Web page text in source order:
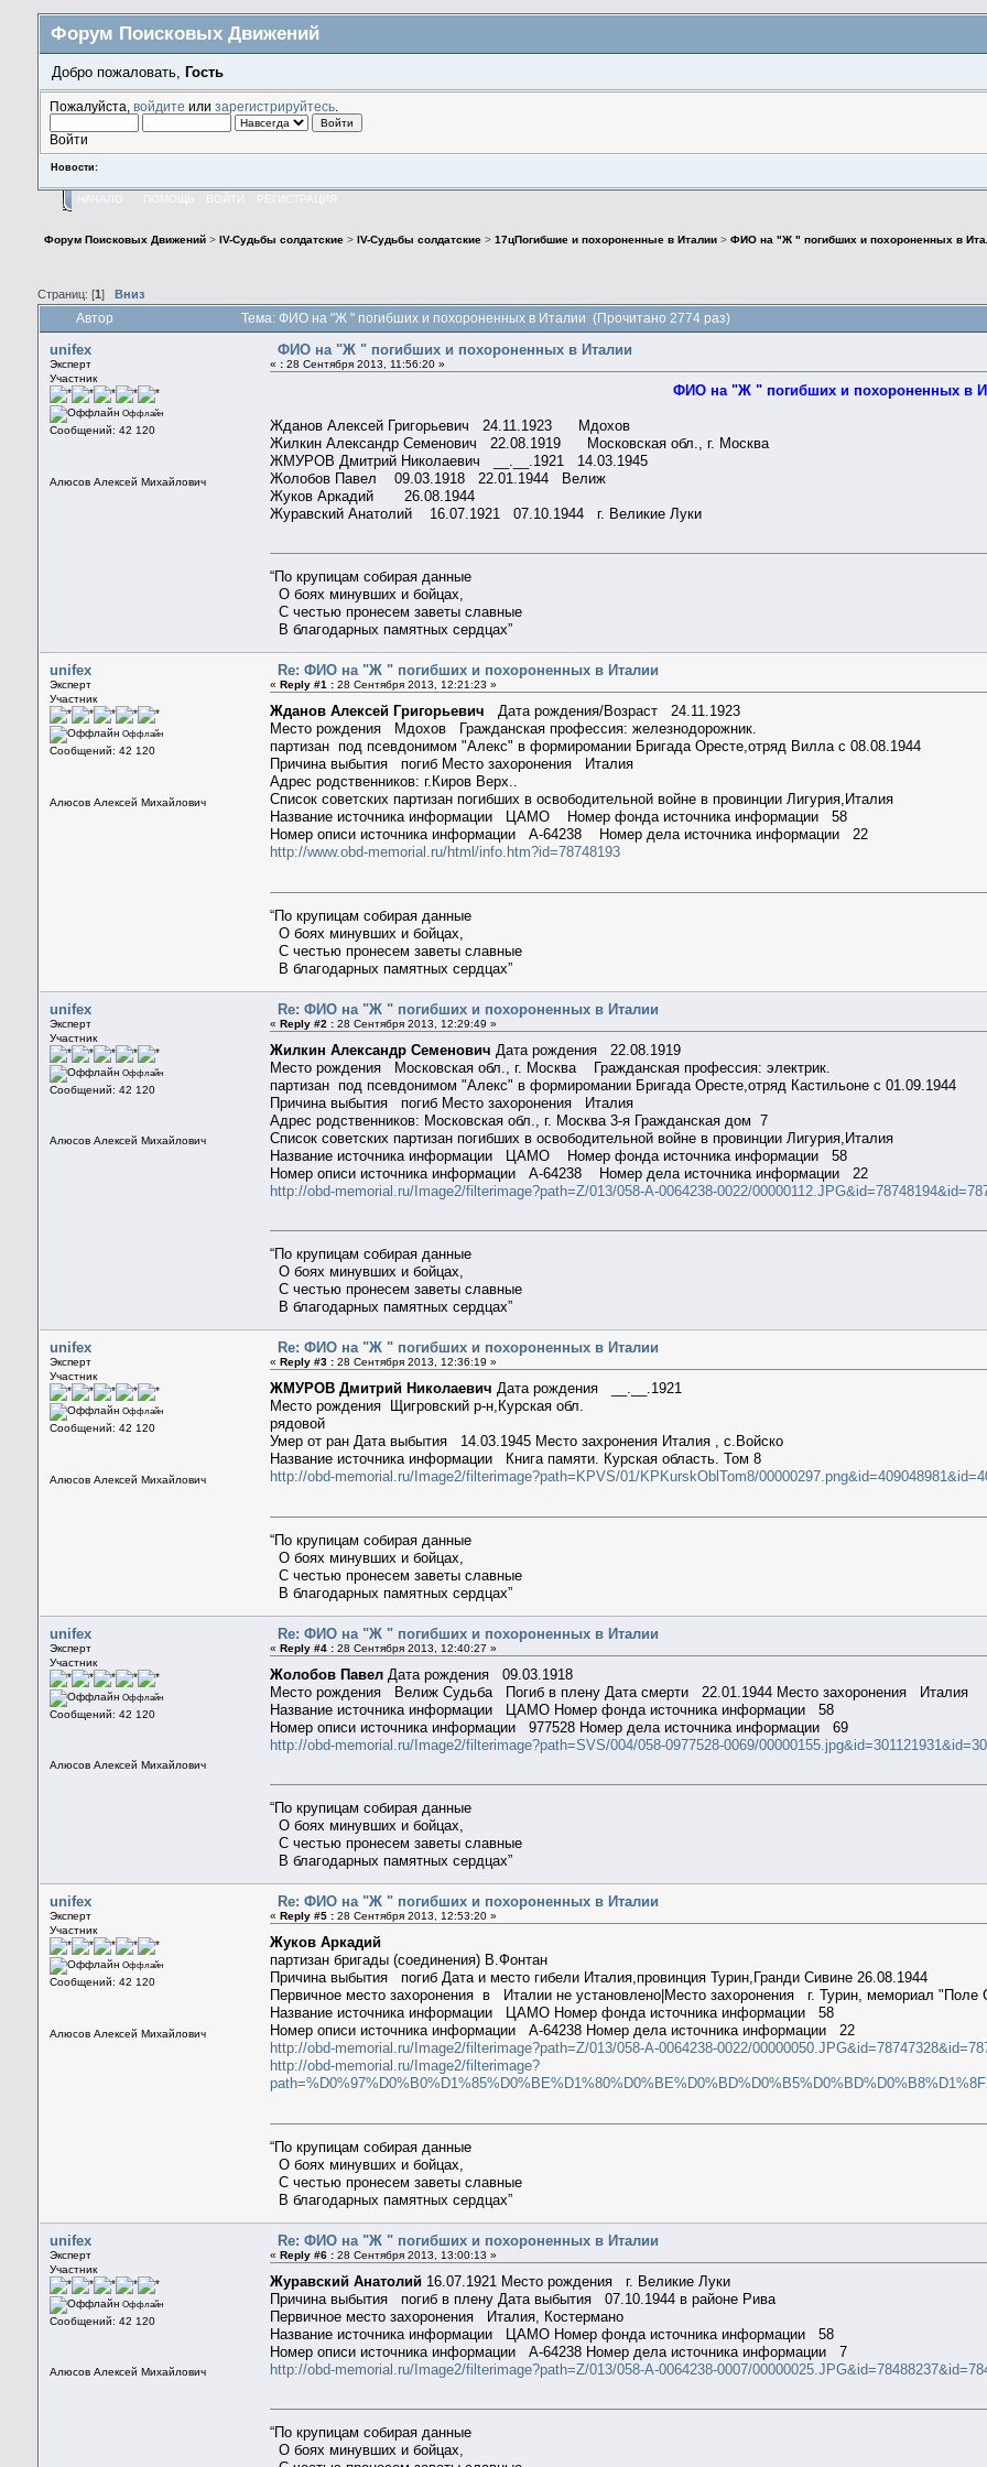
Форум Поисковых Движений
Добро пожаловать, Гость
Пожалуйста, войдите или зарегистрируйтесь.
Войти
Новости:
НАЧАЛО ПОМОЩЬ ВОЙТИ РЕГИСТРАЦИЯ
Форум Поисковых Движений > IV-Судьбы солдатские > IV-Судьбы солдатские >17цПогибшие и похороненные в Италии >ФИО на "Ж " погибших и похороненных в
Страниц: [1 ] Вниз
Автор Тема: ФИО на "Ж " погибших и похороненных в Италии (Прочитано 2774 раз)
unifex
Эксперт
Участник
Оффлайн
Сообщений: 42 120
Алюсов Алексей Михайлович
ФИО на "Ж " погибших и похороненных в Италии
« : 28 Сентября 2013, 11:56:20 »
ФИО на "Ж " погибших и похороненных в
Жданов Алексей Григорьевич 24.11.1923 Мдохов
Жилкин Александр Семенович 22.08.1919 Московская обл., г. Москва
ЖМУРОВ Дмитрий Николаевич __.__.1921 14.03.1945
Жолобов Павел 09.03.1918 22.01.1944 Велиж
Жуков Аркадий 26.08.1944
Журавский Анатолий 16.07.1921 07.10.1944 г. Великие Луки
“По крупицам собирая данные
О боях минувших и бойцах,
С честью пронесем заветы славные
В благодарных памятных сердцах”
unifex
Эксперт
Участник
Оффлайн
Сообщений: 42 120
Алюсов Алексей Михайлович
Re: ФИО на "Ж " погибших и похороненных в Италии
«Reply #1 : 28 Сентября 2013, 12:21:23 »
Жданов Алексей Григорьевич Дата рождения/Возраст 24.11.1923
Место рождения Мдохов Гражданская профессия: железнодорожник.
партизан под псевдонимом "Алекс" в формиромании Бригада Оресте,отряд Вилла с 08.08.1944
Причина выбытия погиб Место захоронения Италия
Адрес родственников: г.Киров Верх..
Список советских партизан погибших в освободительной войне в провинции Лигурия,Италия
Название источника информации ЦАМО Номер фонда источника информации 58
Номер описи источника информации A-64238 Номер дела источника информации 22
http://www.obd-memorial.ru/html/info.htm?id=78748193
“По крупицам собирая данные
О боях минувших и бойцах,
С честью пронесем заветы славные
В благодарных памятных сердцах”
unifex
Эксперт
Участник
Оффлайн
Сообщений: 42 120
Алюсов Алексей Михайлович
Re: ФИО на "Ж " погибших и похороненных в Италии
«Reply #2 : 28 Сентября 2013, 12:29:49 »
Жилкин Александр Семенович Дата рождения 22.08.1919
Место рождения Московская обл., г. Москва Гражданская профессия: электрик.
партизан под псевдонимом "Алекс" в формиромании Бригада Оресте,отряд Кастильоне с 01.09.1944
Причина выбытия погиб Место захоронения Италия
Адрес родственников: Московская обл., г. Москва 3-я Гражданская дом 7
Список советских партизан погибших в освободительной войне в провинции Лигурия,Италия
Название источника информации ЦАМО Номер фонда источника информации 58
Номер описи источника информации A-64238 Номер дела источника информации 22
http://obd-memorial.ru/Image2/filterimage?path=Z/013/058-A-0064238-0022/
“По крупицам собирая данные
О боях минувших и бойцах,
С честью пронесем заветы славные
В благодарных памятных сердцах”
unifex
Эксперт
Участник
Оффлайн
Сообщений: 42 120
Алюсов Алексей Михайлович
Re: ФИО на "Ж " погибших и похороненных в Италии
«Reply #3 : 28 Сентября 2013, 12:36:19 »
ЖМУРОВ Дмитрий НиколаевичДата рождения __.__.1921
Место рождения Щигровский р-н,Курская обл.
рядовой
Умер от ран Дата выбытия 14.03.1945 Место захронения Италия , с.Войско
Название источника информации Книга памяти. Курская область. Том 8
http://obd-memorial.ru/Image2/filterimage?path=KPVS/01/KPKurskOblTom8/
“По крупицам собирая данные
О боях минувших и бойцах,
С честью пронесем заветы славные
В благодарных памятных сердцах”
unifex
Эксперт
Участник
Оффлайн
Сообщений: 42 120
Алюсов Алексей Михайлович
Re: ФИО на "Ж " погибших и похороненных в Италии
«Reply #4 : 28 Сентября 2013, 12:40:27 »
Жолобов Павел Дата рождения 09.03.1918
Место рождения Велиж Судьба Погиб в плену Дата смерти 22.01.1944 Место захоронения Италия
Название источника информации ЦАМО Номер фонда источника информации 58
Номер описи источника информации 977528 Номер дела источника информации 69
http://obd-memorial.ru/Image2/filterimage?path=SVS/004/058-0977528-0069/
“По крупицам собирая данные
О боях минувших и бойцах,
С честью пронесем заветы славные
В благодарных памятных сердцах”
unifex
Эксперт
Участник
Оффлайн
Сообщений: 42 120
Алюсов Алексей Михайлович
Re: ФИО на "Ж " погибших и похороненных в Италии
«Reply #5 : 28 Сентября 2013, 12:53:20 »
Жуков Аркадий
партизан бригады (соединения) В.Фонтан
Причина выбытия погиб Дата и место гибели Италия,провинция Турин,Гранди Сивине 26.08.1944
Первичное место захоронения в Италии не установлено|Место захоронения г. Турин, мемориал "Поле
Название источника информации ЦАМО Номер фонда источника информации 58
Номер описи источника информации A-64238 Номер дела источника информации 22
http://obd-memorial.ru/Image2/filterimage?path=Z/013/058-A-0064238-0022/
http://obd-memorial.ru/Image2/filterimage?
“По крупицам собирая данные
О боях минувших и бойцах,
С честью пронесем заветы славные
В благодарных памятных сердцах”
unifex
Эксперт
Участник
Оффлайн
Сообщений: 42 120
Алюсов Алексей Михайлович
Re: ФИО на "Ж " погибших и похороненных в Италии
«Reply #6 : 28 Сентября 2013, 13:00:13 »
Журавский Анатолий 16.07.1921 Место рождения г. Великие Луки
Причина выбытия погиб в плену Дата выбытия 07.10.1944 в районе Рива
Первичное место захоронения Италия, Костермано
Название источника информации ЦАМО Номер фонда источника информации 58
Номер описи источника информации A-64238 Номер дела источника информации 7
http://obd-memorial.ru/Image2/filterimage?path=Z/013/058-A-0064238-0007/
“По крупицам собирая данные
О боях минувших и бойцах,